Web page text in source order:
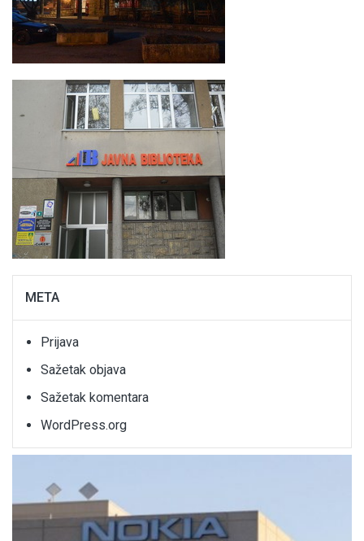
META
Prijava
Sažetak objava
Sažetak komentara
WordPress.org